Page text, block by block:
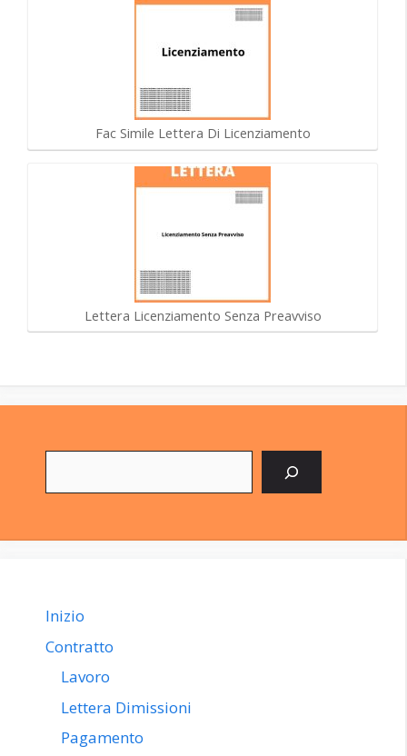
Fac Simile Lettera Di Licenziamento
Lettera Licenziamento Senza Preavviso
Inizio
Contratto
Lavoro
Lettera Dimissioni
Pagamento